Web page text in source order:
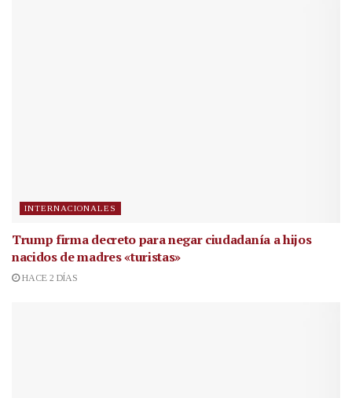
INTERNACIONALES
Trump firma decreto para negar ciudadanía a hijos
nacidos de madres «turistas»
HACE 2 DÍAS